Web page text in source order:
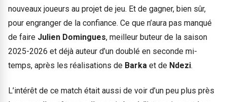
nouveaux joueurs au projet de jeu. Et de gagner, bien sûr,
pour engranger de la confiance. Ce que n’aura pas manqué
de faire Julien Domingues, meilleur buteur de la saison
2025-2026 et déjà auteur d’un doublé en seconde mi-
temps, après les réalisations de Barka et de Ndezi.
L’intérêt de ce match était aussi de voir d’un peu plus près